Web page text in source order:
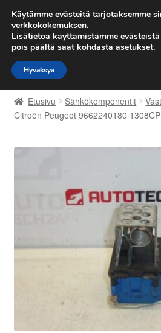
TOIMITUS
Siirry
navigointiin
Siirry
sisältöön
Etusivu
Kärry
Maailmanlaajuinen toimitus
Maksut
Ota yhteyttä
Etusivu Sähkökomponentit
Citroën Peugeot 9662240180 1308CP
Käytämme evästeitä tarjotaksemme
verkkokokemuksen.
Lisätietoa käyttämistämme
pois päältä saat kohdasta asetukset.
Hyväksyä